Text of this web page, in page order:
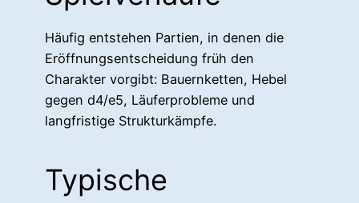
Häufig entstehen Partien, in denen die
Eröffnungsentscheidung früh den
Charakter vorgibt: Bauernketten, Hebel
gegen d4/e5, Läuferprobleme und
langfristige Strukturkämpfe.
Typische